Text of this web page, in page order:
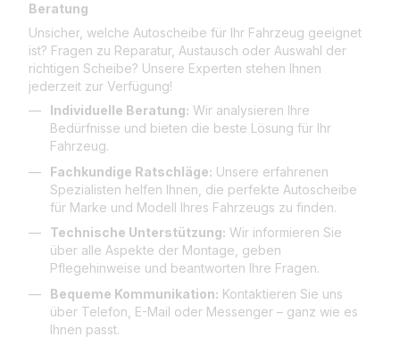
Beratung
Unsicher, welche Autoscheibe für Ihr Fahrzeug geeignet
ist? Fragen zu Reparatur, Austausch oder Auswahl der
richtigen Scheibe? Unsere Experten stehen Ihnen
jederzeit zur Verfügung!
Individuelle Beratung: Wir analysieren Ihre
Bedürfnisse und bieten die beste Lösung für Ihr
Fahrzeug.
Fachkundige Ratschläge: Unsere erfahrenen
Spezialisten helfen Ihnen, die perfekte Autoscheibe
für Marke und Modell Ihres Fahrzeugs zu finden.
Technische Unterstützung: Wir informieren Sie
über alle Aspekte der Montage, geben
Pflegehinweise und beantworten Ihre Fragen.
Bequeme Kommunikation: Kontaktieren Sie uns
über Telefon, E-Mail oder Messenger – ganz wie es
Ihnen passt.